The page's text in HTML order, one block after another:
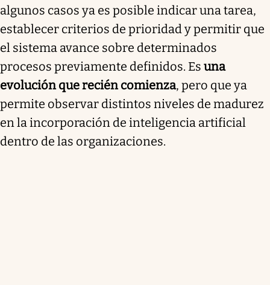
algunos casos ya es posible indicar una tarea,
establecer criterios de prioridad y permitir que
el sistema avance sobre determinados
procesos previamente definidos. Es una
evolución que recién comienza, pero que ya
permite observar distintos niveles de madurez
en la incorporación de inteligencia artificial
dentro de las organizaciones.